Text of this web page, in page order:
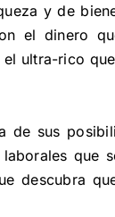
y de
el dinero
ultra-rico
sus
que
descubra